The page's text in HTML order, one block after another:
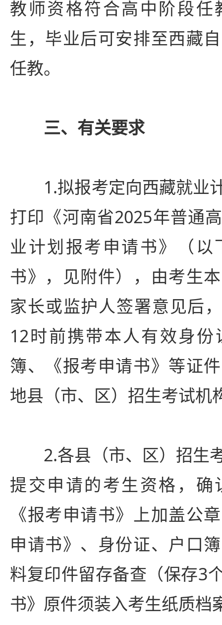
教师资格符合高中阶段任
生，毕业后可安排至西藏
任教。
三、有关要求
1.拟报考定向西藏就业
打印《河南省2025年普通
业计划报考申请书》（以
书》，见附件），由考生
家长或监护人签署意见后
12时前携带本人有效身
簿、《报考申请书》等证
地县（市、区）招生考试机
2.各县（市、区）招生
提交申请的考生资格，确
《报考申请书》上加盖公
申请书》、身份证、户口
料复印件留存备查（保存3
书》原件须装入考生纸质档